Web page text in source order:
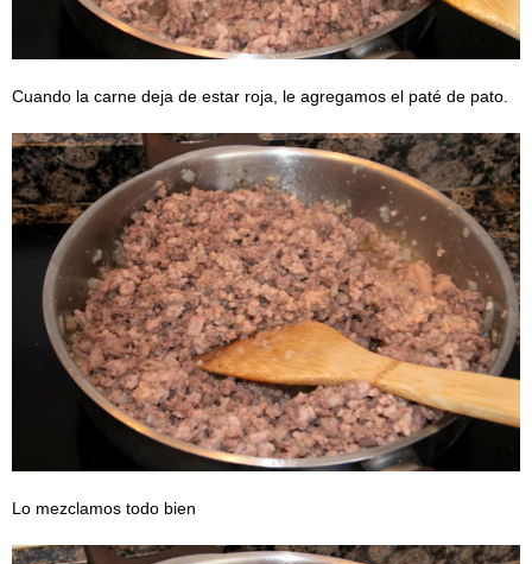
Cuando la carne deja de estar roja, le agregamos el paté de pato.
Lo mezclamos todo bien